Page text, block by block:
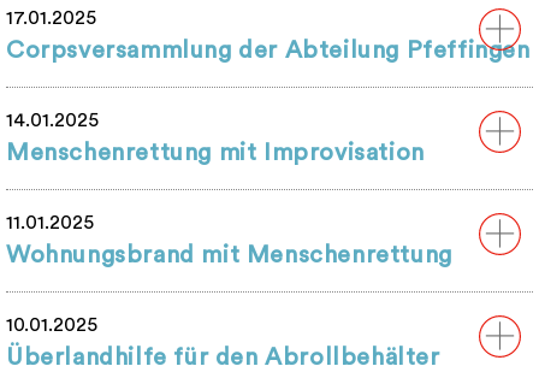
17.01.2025
Corpsversammlung der Abteilung Pfeffingen
14.01.2025
Menschenrettung mit Improvisation
11.01.2025
Wohnungsbrand mit Menschenrettung
10.01.2025
Überlandhilfe für den Abrollbehälter